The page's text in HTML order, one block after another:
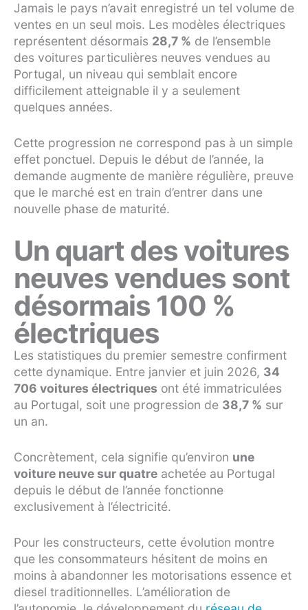
Jamais le pays n’avait enregistré un tel volume de
ventes en un seul mois. Les modèles électriques
représentent désormais 28,7 % de l’ensemble
des voitures particulières neuves vendues au
Portugal, un niveau qui semblait encore
difficilement atteignable il y a seulement
quelques années.
Cette progression ne correspond pas à un simple
effet ponctuel. Depuis le début de l’année, la
demande augmente de manière régulière, preuve
que le marché est en train d’entrer dans une
nouvelle phase de maturité.
Un quart des voitures
neuves vendues sont
désormais 100 %
électriques
Les statistiques du premier semestre confirment
cette dynamique. Entre janvier et juin 2026, 34
706 voitures électriques ont été immatriculées
au Portugal, soit une progression de 38,7 % sur
un an.
Concrètement, cela signifie qu’environ une
voiture neuve sur quatre achetée au Portugal
depuis le début de l’année fonctionne
exclusivement à l’électricité.
Pour les constructeurs, cette évolution montre
que les consommateurs hésitent de moins en
moins à abandonner les motorisations essence et
diesel traditionnelles. L’amélioration de